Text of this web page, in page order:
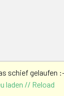
schief gelaufen
laden // Reload